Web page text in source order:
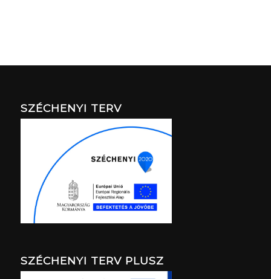
SZÉCHENYI TERV
SZÉCHENYI TERV PLUSZ